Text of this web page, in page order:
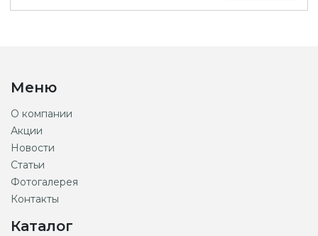
Меню
О компании
Акции
Новости
Статьи
Фотогалерея
Контакты
Каталог